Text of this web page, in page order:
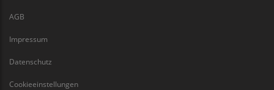
AGB
Impressum
Datenschutz
Cookieeinstellungen